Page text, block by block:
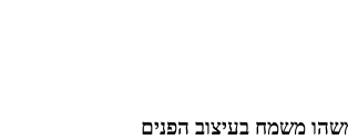
משמח בעיצוב הפנים